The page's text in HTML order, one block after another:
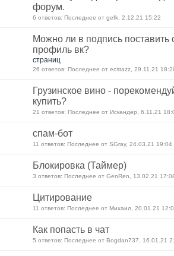
форум.
6 ответов: Последнее от gefk, 2.12.21 15:22
Можно ли в подпись поставить
профиль вк?
страниц
26 ответов: Последнее от ecstazz, 29.11.21
Грузинское вино -
купить?
21 ответов: Последнее от Искандер, 6.11.21
спам-бот
11 ответов: Последнее от SGray, 24.03.21 19:04
Блокировка (Таймер)
3 ответов: Последнее от GenRen, 13.02.21
Цитирование
11 ответов: Последнее от Михаил, 20.01.21
Как попасть в чат
5 ответов: Последнее от Bogdan737, 16.01.21